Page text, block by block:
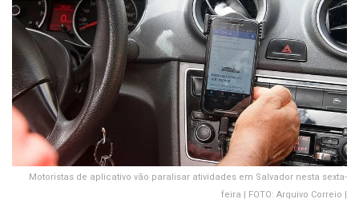
Motoristas de aplicativo vão paralisar atividades em Salvador nesta sexta-
feira | FOTO: Arquivo Correio |